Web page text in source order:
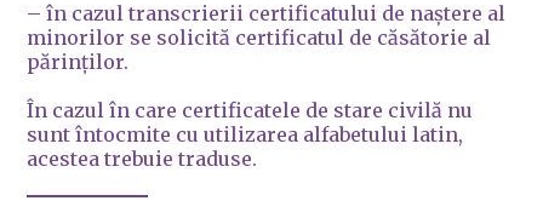
– în cazul transcrierii certificatului de naștere al
minorilor se solicită certificatul de căsătorie al
părinților.
În cazul în care certificatele de stare civilă nu
sunt întocmite cu utilizarea alfabetului latin,
acestea trebuie traduse.